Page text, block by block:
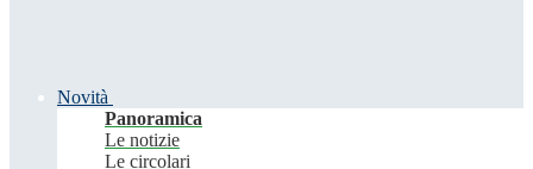
Novità
Panoramica
Le notizie
Le circolari